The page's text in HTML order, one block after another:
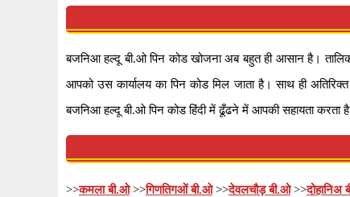
बजनिआ हल्दू बी.ओ पिन कोड खोजना अब बहुत ही आसान है।
आपको उस कार्यालय का पिन कोड मिल जाता है। साथ ही
बजनिआ हल्दू बी.ओ पिन कोड हिंदी में ढूँढने में आपकी सहायता करता
>>कमला बी.ओ>>गिणतिगओं बी.ओ>>देवलचौड़ बी.ओ>>दोहानिअ